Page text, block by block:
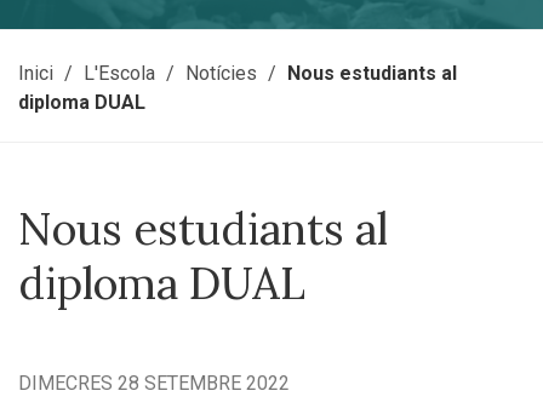
Inici L'Escola Notícies
Nous estudiants al
diploma DUAL
Nous estudiants al
diploma DUAL
DIMECRES 28 SETEMBRE 2022